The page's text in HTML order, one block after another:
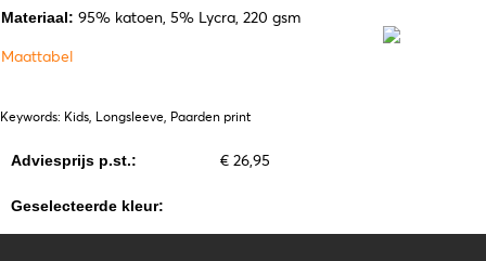
Materiaal: 95% katoen, 5% Lycra, 220 gsm
Maattabel
Keywords: Kids, Longsleeve, Paarden print
Adviesprijs p.st.: € 26,95
Geselecteerde kleur: